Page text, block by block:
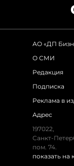
АО «ДП
О СМИ
Редакция
Подписка
Реклама в
Адрес
197022,
Санкт-
пом. 74.
показать на